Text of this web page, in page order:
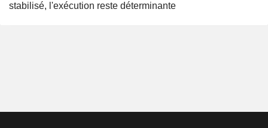
stabilisé, l'exécution reste déterminante